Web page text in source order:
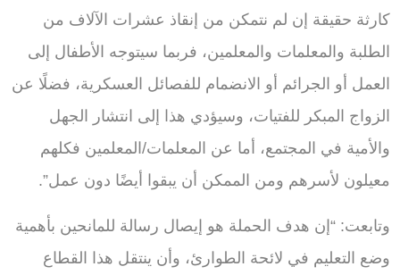
كارثة حقيقة إن لم نتمكن من إنقاذ عشرات الآلاف من
الطلبة والمعلمات والمعلمين، فربما سيتوجه الأطفال إلى
العمل أو الجرائم أو الانضمام للفصائل العسكرية، فضلًا عن
الزواج المبكر للفتيات، وسيؤدي هذا إلى انتشار الجهل
والأمية في المجتمع، أما عن المعلمات/المعلمين فكلهم
معيلون لأسرهم ومن الممكن أن يبقوا أيضًا دون عمل”.
وتابعت: “إن هدف الحملة هو إيصال رسالة للمانحين بأهمية
وضع التعليم في لائحة الطوارئ، وأن ينتقل هذا القطاع